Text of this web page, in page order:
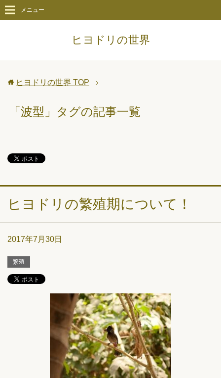
ヒヨドリの世界
メニュー
ヒヨドリの世界 TOP
「波型」タグの記事一覧
ヒヨドリの繁殖期について！
2017年7月30日
繁殖